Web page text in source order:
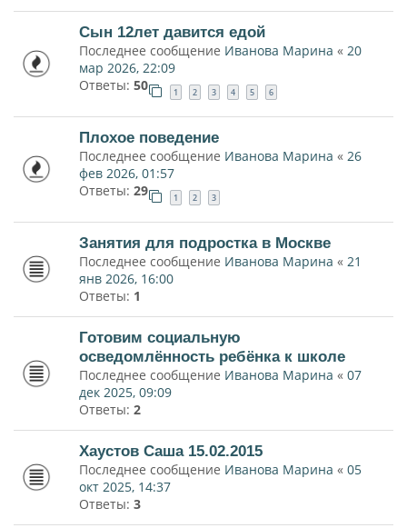
Сын 12лет давится едой
Последнее сообщение Иванова Марина « 20
мар 2026, 22:09
Ответы: 50 1 2 3 4 5 6
Плохое поведение
Последнее сообщение Иванова Марина « 26
фев 2026, 01:57
Ответы: 29 1 2 3
Занятия для подростка в Москве
Последнее сообщение Иванова Марина « 21
янв 2026, 16:00
Ответы: 1
Готовим социальную
осведомлённость ребёнка к школе
Последнее сообщение Иванова Марина « 07
дек 2025, 09:09
Ответы: 2
Хаустов Саша 15.02.2015
Последнее сообщение Иванова Марина « 05
окт 2025, 14:37
Ответы: 3